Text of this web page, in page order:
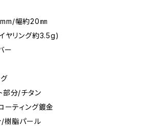
幅約20㎜
ヤリング約3.5g)
ー
部分/チタン
ング鍍金
パール